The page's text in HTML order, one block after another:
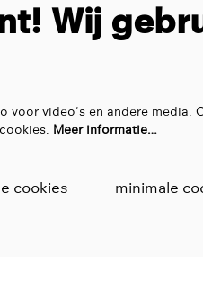
Wij
voor video's en andere media.
Meer informatie…
cookies minimale